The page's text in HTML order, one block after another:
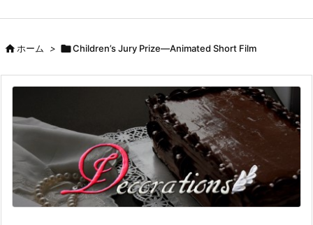
サイド

次へ

検索
ホーム > Children’s Jury Prize—Animated Short Film